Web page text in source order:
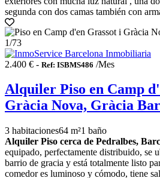
segunda con dos camas también con
1/73
2.400 € - Ref: ISBMS486 /Mes
Alquiler Piso en Camp
Gràcia Nova, Gràcia
3 habitaciones64 m²1 baño
Alquiler Piso cerca de Pedralbes,
equipado, perfectamente distribuido, se
barrio de gracia y está totalmente listo
comedor es luminoso y cómodo, tiene